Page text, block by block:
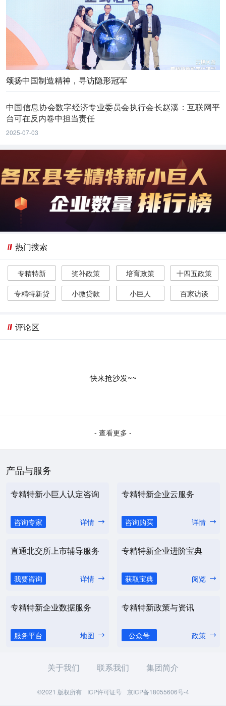
颂扬中国制造精神，寻访隐形冠军
中国信息协会数字经济专业委员会执行会长赵溪：互联网平
台可在反内卷中担当责任
2025-07-03
热门搜索
专精特新 奖补政策 培育政策
十四五政策
专精特新贷
小微贷款 小巨人 百家访谈
评论区
快来抢沙发~~
- 查看更多 -
产品与服务
专精特新小巨人认定咨询
咨询专家 详情
专精特新企业云服务
咨询购买 详情
直通北交所上市辅导服务
我要咨询 详情
专精特新企业进阶宝典
获取宝典 阅览
专精特新企业数据服务
服务平台 地图
专精特新政策与资讯
公众号 政策
关于我们 联系我们 集团简介
©2021 版权所有 ICP许可证号 京ICP备18055606号-4